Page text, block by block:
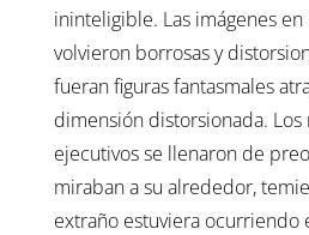
ininteligible. Las imágenes en
volvieron borrosas y
fueran figuras fantasmales
dimensión distorsionada. Los
ejecutivos se llenaron de
miraban a su alrededor,
extraño estuviera ocurriendo